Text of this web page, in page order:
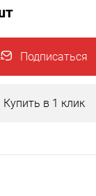
Подписаться
Купить в 1 клик